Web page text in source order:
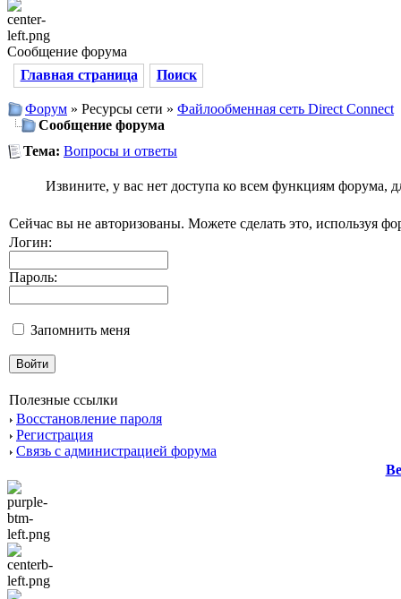
Сообщение форума
Главная страница
Поиск
Форум » Ресурсы сети » Файлообменная сеть Direct Connect
Сообщение форума
Тема: Вопросы и ответы
Извините, у вас нет доступа ко всем функциям форума,
Сейчас вы не авторизованы. Можете сделать это, используя
Логин:
Пароль:
Запомнить меня
Полезные ссылки
Восстановление пароля
Регистрация
Связь с администрацией форума